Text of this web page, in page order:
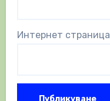
Интернет страница